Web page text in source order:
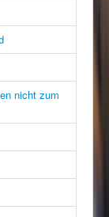
nicht zum